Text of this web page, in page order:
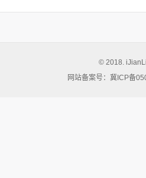
© 2018.
网站备案号：冀ICP备